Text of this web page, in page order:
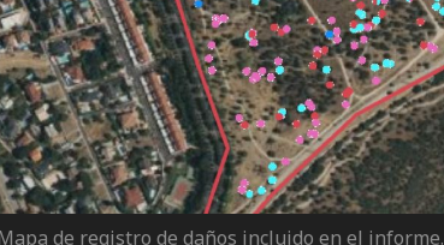
de registro de daños incluido en el informe.